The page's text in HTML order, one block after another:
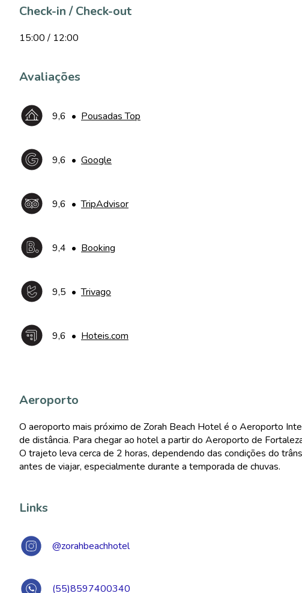
Check-in / Check-out
15:00 / 12:00
Avaliações
9,6 • Pousadas Top
9,6 • Google
9,6 •TripAdvisor
9,4 • Booking
9,5 •Trivago
9,6 • Hoteis.com
Aeroporto
O aeroporto mais próximo de Zorah Beach Hotel é o Aeroporto
de distância. Para chegar ao hotel a partir do Aeroporto de
O trajeto leva cerca de 2 horas, dependendo das condições do
antes de viajar, especialmente durante a temporada de chuvas.
Links
@zorahbeachhotel
(55)8597400340